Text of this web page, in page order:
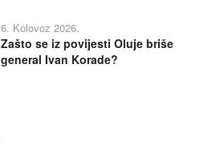
6. Kolovoz 2026.
Zašto se iz povijesti Oluje briše
general Ivan Korade?